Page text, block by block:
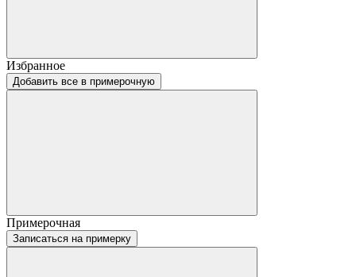
Избранное
Добавить все в примерочную
Примерочная
Записаться на примерку